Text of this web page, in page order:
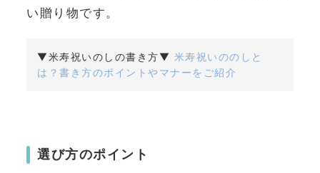
い贈り物です。
▼米寿祝いのしの書き方▼ 米寿祝いののしと
は？書き方のポイントやマナーをご紹介
選び方のポイント